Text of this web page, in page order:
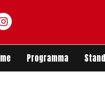
Delen op Whatsapp
Programma Stand